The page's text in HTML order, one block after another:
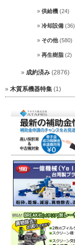
供給機 (24)
冷却設備 (36)
その他(580)
再生樹脂 (2)
成約済み (2876)
木質系機器特集 (1)